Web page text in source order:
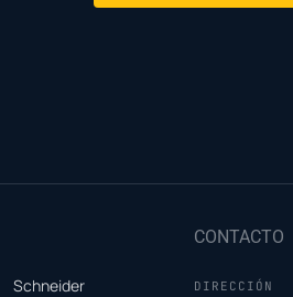
Schneider
CONTACTO
DIRECCIÓN